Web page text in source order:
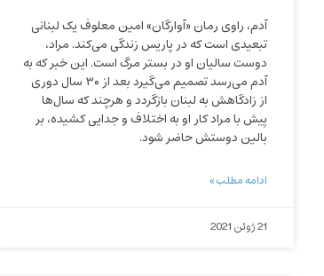
آدم، راوی رمان «آوارگان» امین معلوف یک لبنانی
تبعیدی است که در پاریس زندگی می‌کند. مراد،
دوست سالیان او در بستر مرگ است. این خبر که به
آدم می‌رسد تصمیم می‌گیرد بعد از ۳۰ سال دوری
از زادگاهش به لبنان بازگردد و هرچند که سال‌ها
پیش با مراد کار او به اختلاف و جدایی کشیده، بر
بالین دوستش حاضر شود.
ادامه مطلب »
21 ژوئن 2021